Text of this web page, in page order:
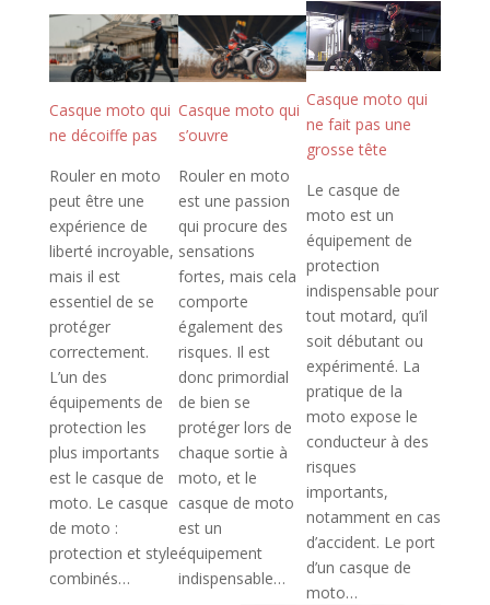
Casque moto qui
ne décoiffe pas
Rouler en moto
peut être une
expérience de
liberté incroyable,
mais il est
essentiel de se
protéger
correctement.
L’un des
équipements de
protection les
plus importants
est le casque de
moto. Le casque
de moto :
protection et style
combinés…
Casque moto qui
s’ouvre
Rouler en moto
est une passion
qui procure des
sensations
fortes, mais cela
comporte
également des
risques. Il est
donc primordial
de bien se
protéger lors de
chaque sortie à
moto, et le
casque de moto
est un
équipement
indispensable…
Casque moto qui
ne fait pas une
grosse tête
Le casque de
moto est un
équipement de
protection
indispensable pour
tout motard, qu’il
soit débutant ou
expérimenté. La
pratique de la
moto expose le
conducteur à des
risques
importants,
notamment en cas
d’accident. Le port
d’un casque de
moto…